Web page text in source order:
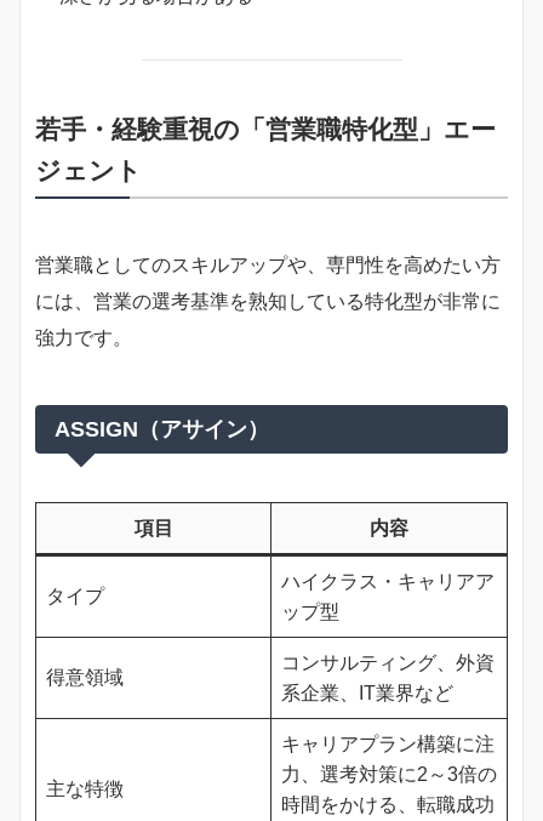
若手・経験重視の「営業職特化型」エー
ジェント
営業職としてのスキルアップや、専門性を高めたい方
には、営業の選考基準を熟知している特化型が非常に
強力です。
ASSIGN（アサイン）
項目 内容
タイプ
ハイクラス・キャリアア
ップ型
得意領域
コンサルティング、外資
系企業、IT業界など
主な特徴
キャリアプラン構築に注
力、選考対策に2～3倍の
時間をかける、転職成功